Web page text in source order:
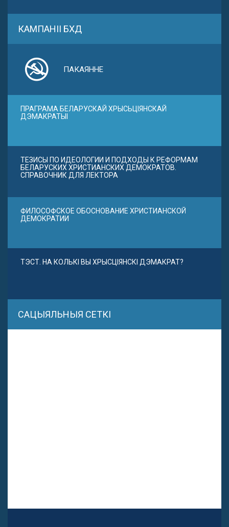
КАМПАНІІ БХД
ПАКАЯННЕ
ПРАГРАМА БЕЛАРУСКАЙ ХРЫСЬЦІЯНСКАЙ
ДЭМАКРАТЫІ
ТЕЗИСЫ ПО ИДЕОЛОГИИ И ПОДХОДЫ К РЕФОРМАМ
БЕЛАРУСКИХ ХРИСТИАНСКИХ ДЕМОКРАТОВ.
СПРАВОЧНИК ДЛЯ ЛЕКТОРА
ФИЛОСОФСКОЕ ОБОСНОВАНИЕ ХРИСТИАНСКОЙ
ДЕМОКРАТИИ
ТЭСТ. НА КОЛЬКІ ВЫ ХРЫСЦІЯНСКІ ДЭМАКРАТ?
САЦЫЯЛЬНЫЯ СЕТКІ